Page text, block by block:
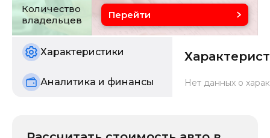
Состояние
б/у
Количество
владельцев
Перейти
Характеристики
Аналитика и финансы Нет данных о